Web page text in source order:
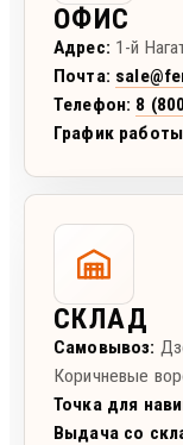
ОФИС
Адрес: 1-й
Почта:
Телефон: 8
График
СКЛАД
Самовывоз:
Коричневые
Точка для
Выдача со